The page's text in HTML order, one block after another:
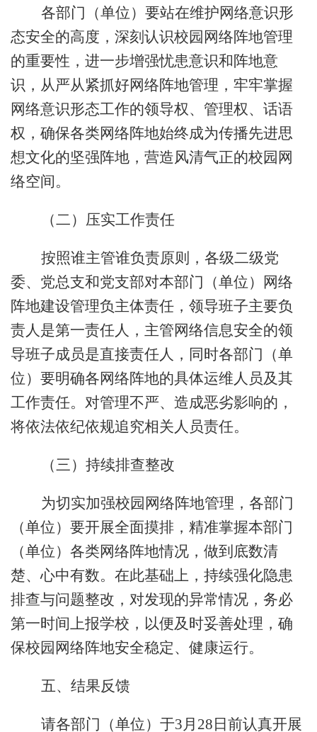
各部门（单位）要站在维护网络意识形
态安全的高度，深刻认识校园网络阵地管理
的重要性，进一步增强忧患意识和阵地意
识，从严从紧抓好网络阵地管理，牢牢掌握
网络意识形态工作的领导权、管理权、话语
权，确保各类网络阵地始终成为传播先进思
想文化的坚强阵地，营造风清气正的校园网
络空间。
（二）压实工作责任
按照谁主管谁负责原则，各级二级党
委、党总支和党支部对本部门（单位）网络
阵地建设管理负主体责任，领导班子主要负
责人是第一责任人，主管网络信息安全的领
导班子成员是直接责任人，同时各部门（单
位）要明确各网络阵地的具体运维人员及其
工作责任。对管理不严、造成恶劣影响的，
将依法依纪依规追究相关人员责任。
（三）持续排查整改
为切实加强校园网络阵地管理，各部门
（单位）要开展全面摸排，精准掌握本部门
（单位）各类网络阵地情况，做到底数清
楚、心中有数。在此基础上，持续强化隐患
排查与问题整改，对发现的异常情况，务必
第一时间上报学校，以便及时妥善处理，确
保校园网络阵地安全稳定、健康运行。
五、结果反馈
请各部门（单位）于3月 28 日前认真开展